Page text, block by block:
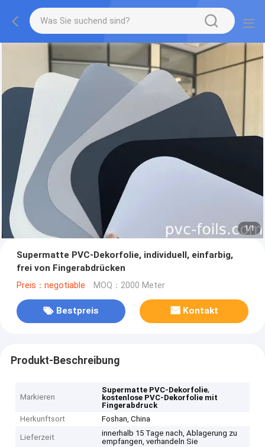
1/1
Supermatte PVC-Dekorfolie, individuell, einfarbig,
frei von Fingerabdrücken
Preis：negotiable MOQ：2000 Meter
Bestpreis Kontakt
Produkt-Beschreibung
Markieren
Supermatte PVC-Dekorfolie,
kostenlose PVC-Dekorfolie mit
Fingerabdruck
Herkunftsort
Foshan, China
Lieferzeit
innerhalb 15 Tage nach, Ablagerung zu
empfangen, verhandeln Sie